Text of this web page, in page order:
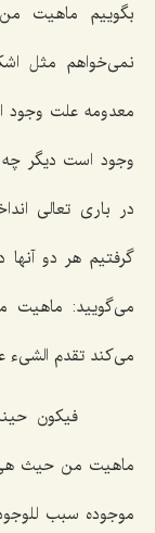
بگوییم ماهیت
نمى‌خواهم مثل
معدومه علت وجود
وجود است دیگر
در بارى تعالى
گرفتیم هر دو
مى‌گویید: ماهیت
مى‌كند تقدم الشیء
فیکون
ماهیت من حیث
موجوده سبب